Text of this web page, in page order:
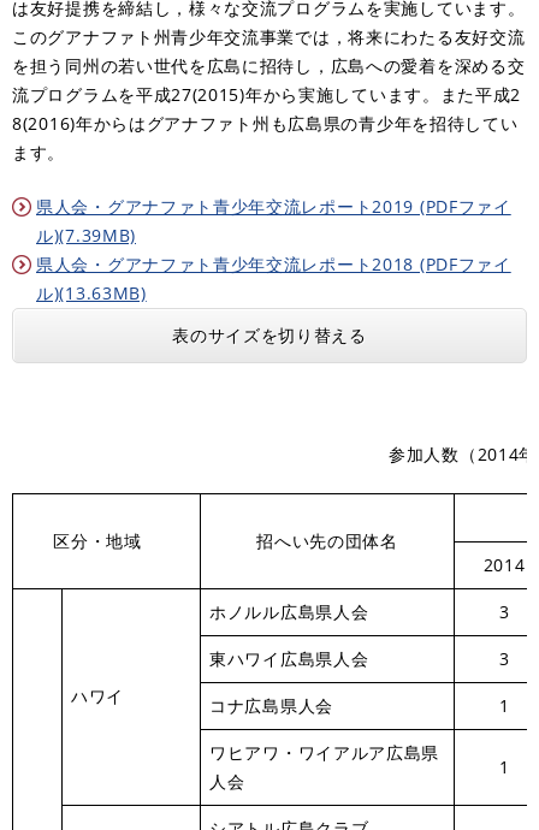
は友好提携を締結し，様々な交流プログラムを実施しています。
このグアナファト州青少年交流事業では，将来にわたる友好交流
を担う同州の若い世代を広島に招待し，広島への愛着を深める交
流プログラムを平成27(2015)年から実施しています。また平成2
8(2016)年からはグアナファト州も広島県の青少年を招待してい
ます。
県人会・グアナファト青少年交流レポート2019 (PDFファイ
ル)(7.39MB)
県人会・グアナファト青少年交流レポート2018 (PDFファイ
ル)(13.63MB)
表のサイズを切り替える
参加人数（2014
区分・地域
招へい先の団体名
2014
ハワイ
ホノルル広島県人会 3
東ハワイ広島県人会 3
コナ広島県人会 1
ワヒアワ・ワイアルア広島県
人会
1